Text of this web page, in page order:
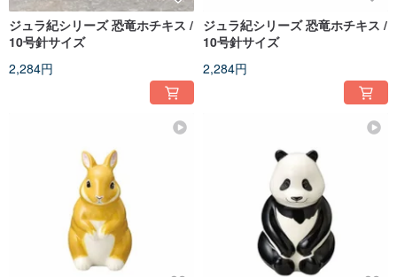
ジュラ紀シリーズ 恐竜ホチキス /
10号針サイズ
2,284円
ジュラ紀シリーズ 恐竜ホチキス /
10号針サイズ
2,284円